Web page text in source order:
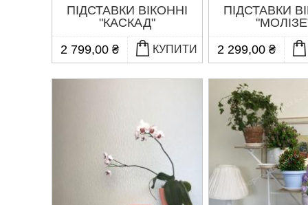
ПІДСТАВКИ ВІКОННІ
"КАСКАД"
2 799,00 ₴
КУПИТИ
ПІДСТАВКИ
2 299,00 ₴